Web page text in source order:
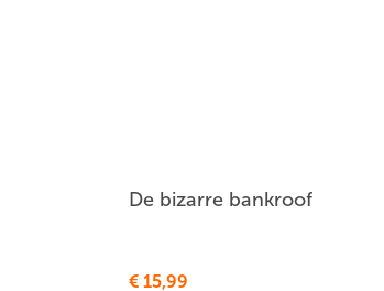
De bizarre bankroof
€ 15,99